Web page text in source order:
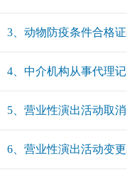
3、动物防疫条件合格
4、中介机构从事代理
5、营业性演出活动取
6、营业性演出活动变